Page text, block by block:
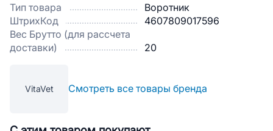
Тип товара
Воротник
ШтрихКод
4607809017596
Вес Брутто (для рассчета
доставки)
20
VitaVet Смотреть все товары бренда